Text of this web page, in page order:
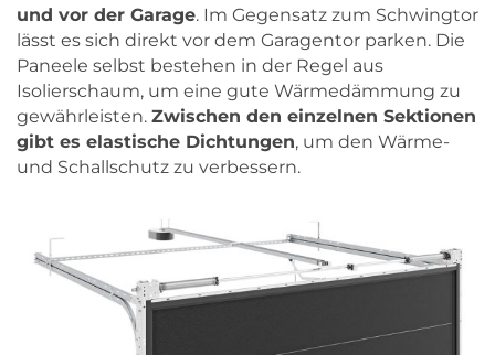
und vor der Garage. Im Gegensatz zum Schwingtor
lässt es sich direkt vor dem Garagentor parken. Die
Paneele selbst bestehen in der Regel aus
Isolierschaum, um eine gute Wärmedämmung zu
gewährleisten. Zwischen den einzelnen Sektionen
gibt es elastische Dichtungen, um den Wärme-
und Schallschutz zu verbessern.